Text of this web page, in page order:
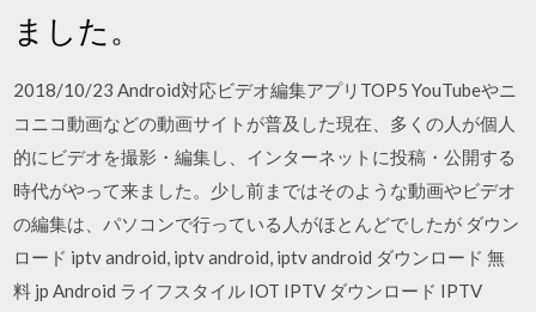
ました。
2018/10/23 Android対応ビデオ編集アプリTOP5 YouTubeやニ
コニコ動画などの動画サイトが普及した現在、多くの人が個人
的にビデオを撮影・編集し、インターネットに投稿・公開する
時代がやって来ました。少し前まではそのような動画やビデオ
の編集は、パソコンで行っている人がほとんどでしたが ダウン
ロード iptv android, iptv android, iptv android ダウンロード 無
料 jp Android ライフスタイル IOT IPTV ダウンロード IPTV